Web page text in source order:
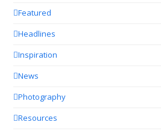
Featured
Headlines
Inspiration
News
Photography
Resources